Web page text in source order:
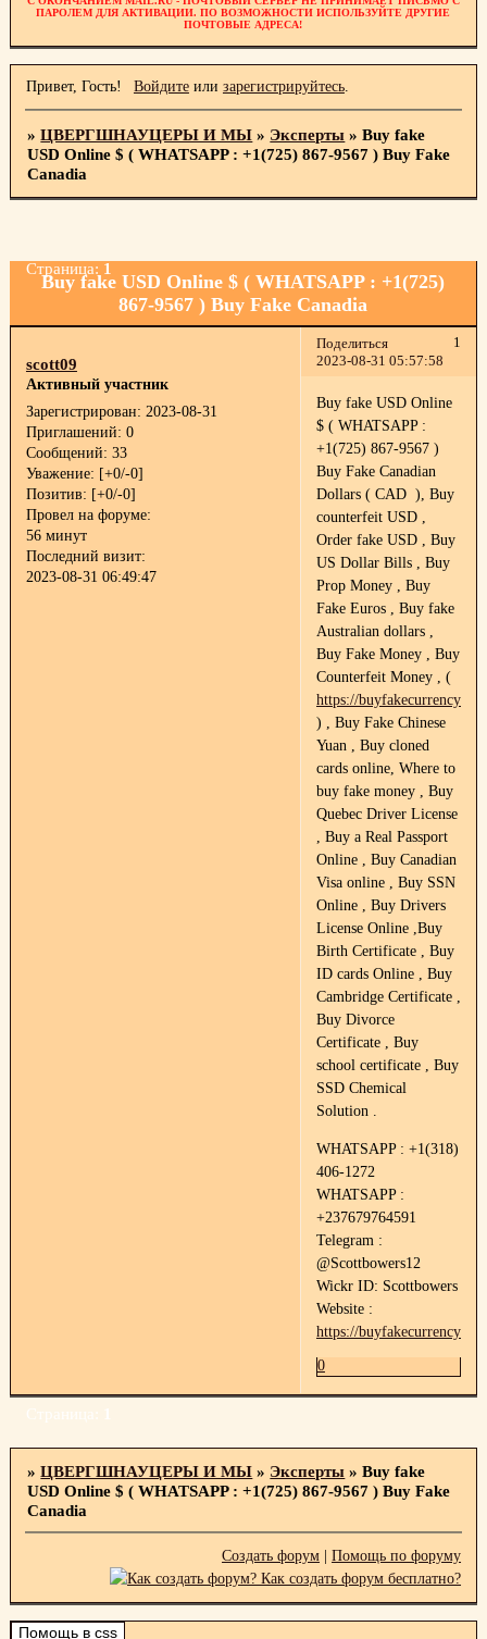
ПАРОЛЕМ ДЛЯ АКТИВАЦИИ. ПО ВОЗМОЖНОСТИ ИСПОЛЬЗУЙТЕ ДРУГИЕ
ПОЧТОВЫЕ АДРЕСА!
Привет, Гость! Войдитеили зарегистрируйтесь.
»ЦВЕРГШНАУЦЕРЫ И МЫ » Эксперты »Buy fake
USD Online $ ( WHATSAPP : +1(725) 867-9567 ) Buy Fake
Canadia
Buy fake USD Online $ ( WHATSAPP : +1(725)
867-9567 ) Buy Fake Canadia
Страница: 1
Поделиться
1
2023-08-31 05:57:58
scott09
Активный участник
Зарегистрирован: 2023-08-31
Приглашений: 0
Сообщений: 33
Уважение: [+0/-0]
Позитив: [+0/-0]
Провел на форуме:
56 минут
Последний визит:
2023-08-31 06:49:47
Buy fake USD Online
$ ( WHATSAPP :
+1(725) 867-9567 )
Buy Fake Canadian
Dollars ( CAD ), Buy
counterfeit USD ,
Order fake USD , Buy
US Dollar Bills , Buy
Prop Money , Buy
Fake Euros , Buy fake
Australian dollars ,
Buy Fake Money , Buy
Counterfeit Money , (
https://
) , Buy Fake Chinese
Yuan , Buy cloned
cards online, Where to
buy fake money , Buy
Quebec Driver License
, Buy a Real Passport
Online , Buy Canadian
Visa online , Buy SSN
Online , Buy Drivers
License Online ,Buy
Birth Certificate , Buy
ID cards Online , Buy
Cambridge Certificate ,
Buy Divorce
Certificate , Buy
school certificate , Buy
SSD Chemical
Solution .
WHATSAPP : +1(318)
406-1272
WHATSAPP :
+237679764591
Telegram :
@Scottbowers12
Wickr ID: Scottbowers
Website :
https://
0
Страница: 1
»ЦВЕРГШНАУЦЕРЫ И МЫ » Эксперты »Buy fake
USD Online $ ( WHATSAPP : +1(725) 867-9567 ) Buy Fake
Canadia
Создать форум |Помощь по форуму